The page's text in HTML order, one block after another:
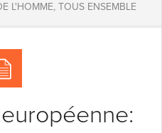
L'HOMME, TOUS ENSEMBLE